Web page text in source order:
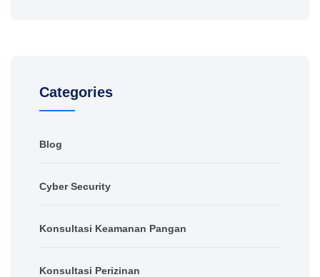
Categories
Blog
Cyber Security
Konsultasi Keamanan Pangan
Konsultasi Perizinan